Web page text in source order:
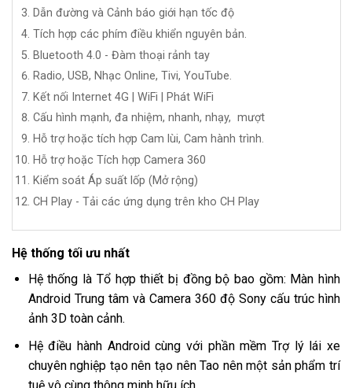
Dẫn đường và Cảnh báo giới hạn tốc độ
Tích hợp các phím điều khiển nguyên bản.
Bluetooth 4.0 - Đàm thoại rảnh tay
Radio, USB, Nhạc Online, Tivi, YouTube.
Kết nối Internet 4G | WiFi | Phát WiFi
Cấu hình mạnh, đa nhiệm, nhanh, nhạy, mượt
Hỗ trợ hoặc tích hợp Cam lùi, Cam hành trình.
Hỗ trợ hoặc Tích hợp Camera 360
Kiểm soát Áp suất lốp (Mở rộng)
CH Play - Tải các ứng dụng trên kho CH Play
Hệ thống tối ưu nhất
Hệ thống là Tổ hợp thiết bị đồng bộ bao gồm: Màn hình
Android Trung tâm và Camera 360 độ Sony cấu trúc hình
ảnh 3D toàn cảnh.
Hệ điều hành Android cùng với phần mềm Trợ lý lái xe
chuyên nghiệp tạo nên tạo nên Tao nên một sản phẩm trí